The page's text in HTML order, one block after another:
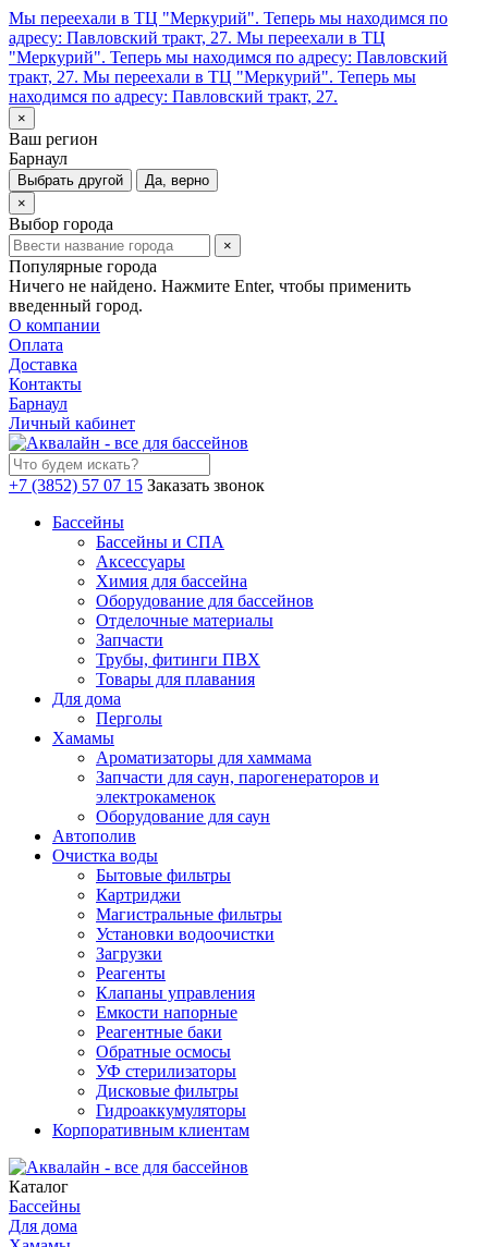
Мы переехали в ТЦ "Меркурий". Теперь мы находимся по
адресу: Павловский тракт, 27. Мы переехали в ТЦ
"Меркурий". Теперь мы находимся по адресу: Павловский
тракт, 27. Мы переехали в ТЦ "Меркурий". Теперь мы
находимся по адресу: Павловский тракт, 27.
×
Ваш регион
Барнаул
Выбрать другой
Да, верно
×
Выбор города
×
Популярные города
Ничего не найдено. Нажмите Enter, чтобы применить
введенный город.
О компании
Оплата
Доставка
Контакты
Барнаул
Личный кабинет
+7 (3852) 57 07 15 Заказать звонок
Бассейны
Бассейны и СПА
Аксессуары
Химия для бассейна
Оборудование для бассейнов
Отделочные материалы
Запчасти
Трубы, фитинги ПВХ
Товары для плавания
Для дома
Перголы
Хамамы
Ароматизаторы для хаммама
Запчасти для саун, парогенераторов и
электрокаменок
Оборудование для саун
Автополив
Очистка воды
Бытовые фильтры
Картриджи
Магистральные фильтры
Установки водоочистки
Загрузки
Реагенты
Клапаны управления
Емкости напорные
Реагентные баки
Обратные осмосы
УФ стерилизаторы
Дисковые фильтры
Гидроаккумуляторы
Корпоративным клиентам
Каталог
Бассейны
Для дома